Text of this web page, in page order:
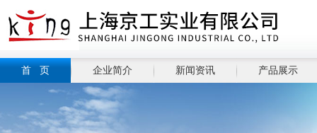
首 页 企业简介 新闻资讯 产品展示